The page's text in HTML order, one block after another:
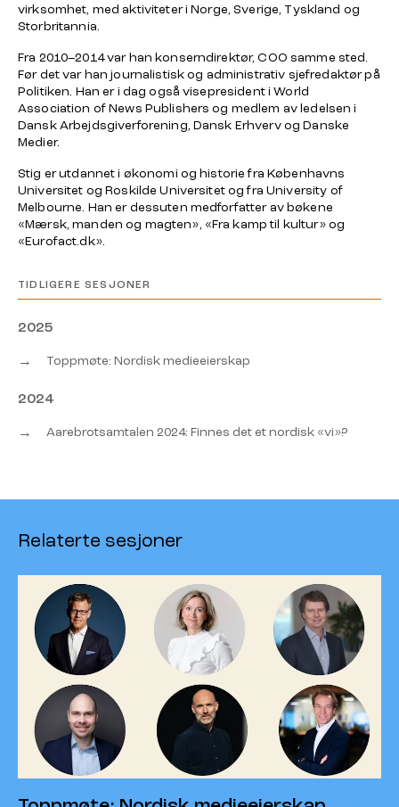
virksomhet, med aktiviteter i Norge, Sverige, Tyskland og
Storbritannia.
Fra 2010–2014 var han konserndirektør, COO samme sted.
Før det var han journalistisk og administrativ sjefredaktør på
Politiken. Han er i dag også visepresident i World
Association of News Publishers og medlem av ledelsen i
Dansk Arbejdsgiverforening, Dansk Erhverv og Danske
Medier.
Stig er utdannet i økonomi og historie fra Københavns
Universitet og Roskilde Universitet og fra University of
Melbourne. Han er dessuten medforfatter av bøkene
«Mærsk, manden og magten», «Fra kamp til kultur» og
«Eurofact.dk».
TIDLIGERE SESJONER
2025
→ Toppmøte: Nordisk medieeierskap
2024
→ Aarebrotsamtalen 2024: Finnes det et nordisk «vi»?
Relaterte sesjoner